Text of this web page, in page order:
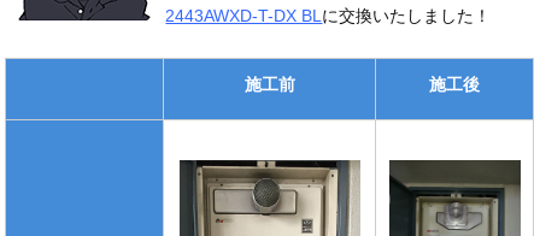
2443AWXD-T-DX BLに交換いたしました！
施工前 施工後